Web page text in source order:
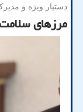
دستیار ویژه و
مرزهای